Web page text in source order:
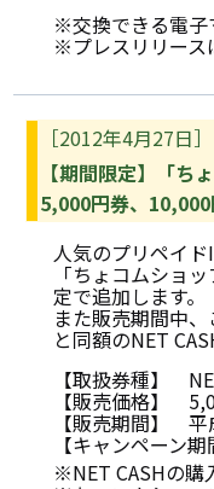
※交換できる電子
※プレスリリース
［2012年4月27日］
【期間限定】「ち
5,000円券、10,000
人気のプリペイ
「ちょコムショ
定で追加します。
また販売期間中
と同額のNET
【取扱券種】
【販売価格】
【販売期間】
【キャンペーン
※NET CASHの購